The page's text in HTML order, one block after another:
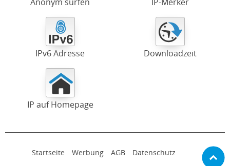
IPv6 Adresse Downloadzeit
IP auf Homepage
Startseite Werbung AGB Datenschutz